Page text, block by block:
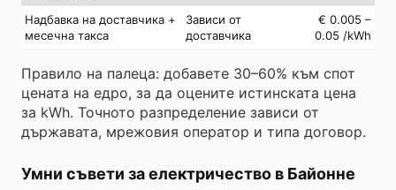
Надбавка на доставчика +
месечна такса
Зависи от
доставчика
€ 0.005 –
0.05 /kWh
Правило на палеца: добавете 30–60% към спот
цената на едро, за да оцените истинската цена
за kWh. Точното разпределение зависи от
държавата, мрежовия оператор и типа договор.
Умни съвети за електричество в Байонне